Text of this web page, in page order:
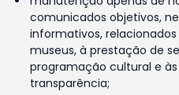
comunicados objetivos,
informativos,
museus, à prestação de
programação cultural e
transparência;